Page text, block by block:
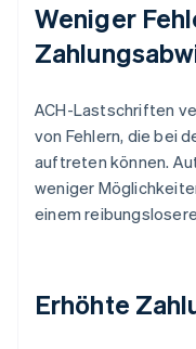
Weniger
ACH-Lastschriften
von Fehlern, die bei
auftreten können.
weniger
einem
Erhöhte